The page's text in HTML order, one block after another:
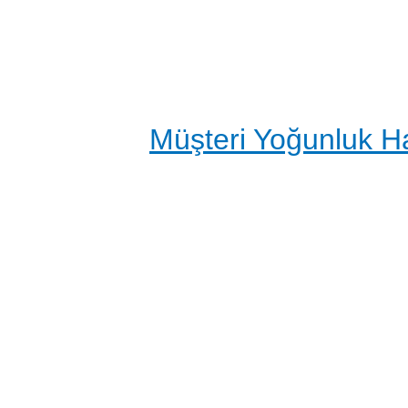
Müşteri Yoğunluk